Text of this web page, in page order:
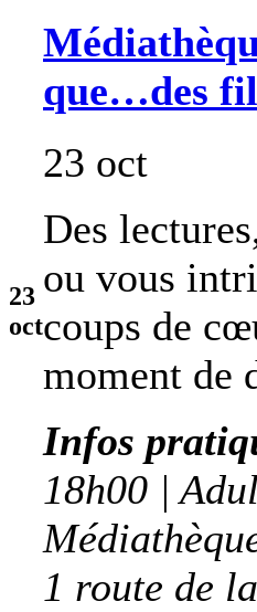
23
oct
que…des
23 oct
Des
ou vous
coups de
moment de
Infos
18h00 |
1 route de